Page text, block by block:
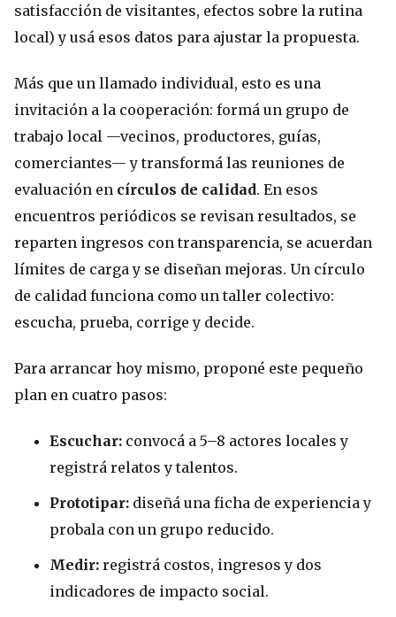
satisfacción de visitantes, efectos sobre la rutina
local) y usá esos datos para ajustar la propuesta.
Más que un llamado individual, esto es una
invitación a la cooperación: formá un grupo de
trabajo local —vecinos, productores, guías,
comerciantes— y transformá las reuniones de
evaluación en círculos de calidad. En esos
encuentros periódicos se revisan resultados, se
reparten ingresos con transparencia, se acuerdan
límites de carga y se diseñan mejoras. Un círculo
de calidad funciona como un taller colectivo:
escucha, prueba, corrige y decide.
Para arrancar hoy mismo, proponé este pequeño
plan en cuatro pasos:
Escuchar: convocá a 5–8 actores locales y
registrá relatos y talentos.
Prototipar: diseñá una ficha de experiencia y
probala con un grupo reducido.
Medir: registrá costos, ingresos y dos
indicadores de impacto social.